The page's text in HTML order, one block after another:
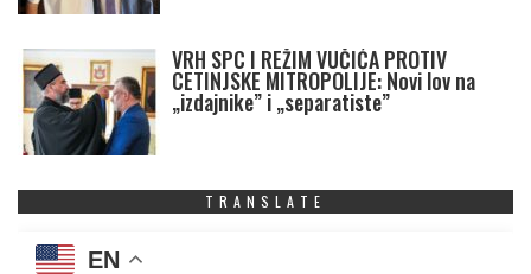
VRH SPC I REŽIM VUČIĆA PROTIV
CETINJSKE MITROPOLIJE: Novi lov na
„izdajnike” i „separatiste”
TRANSLATE
EN